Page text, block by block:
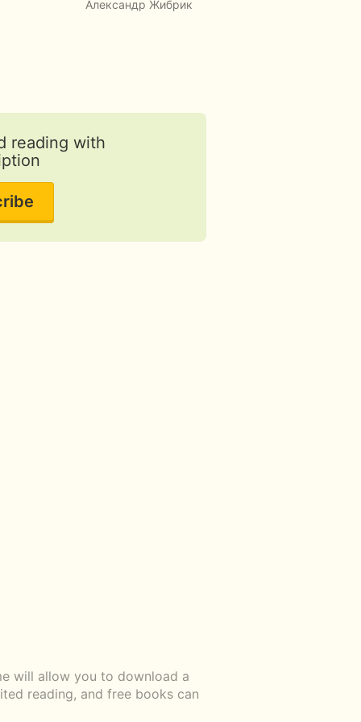
Александр Жибрик
reading with
will allow you to download a
reading, and free books can